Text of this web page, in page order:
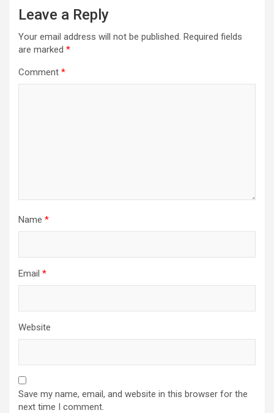
Leave a Reply
Your email address will not be published. Required fields
are marked *
Comment *
Name *
Email *
Website
Save my name, email, and website in this browser for the
next time I comment.